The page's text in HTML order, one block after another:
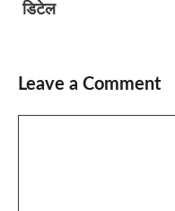
डिटेल
Leave a Comment